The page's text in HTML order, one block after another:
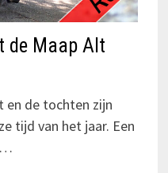
de Maap Alt
en de tochten zijn
tijd van het jaar. Een